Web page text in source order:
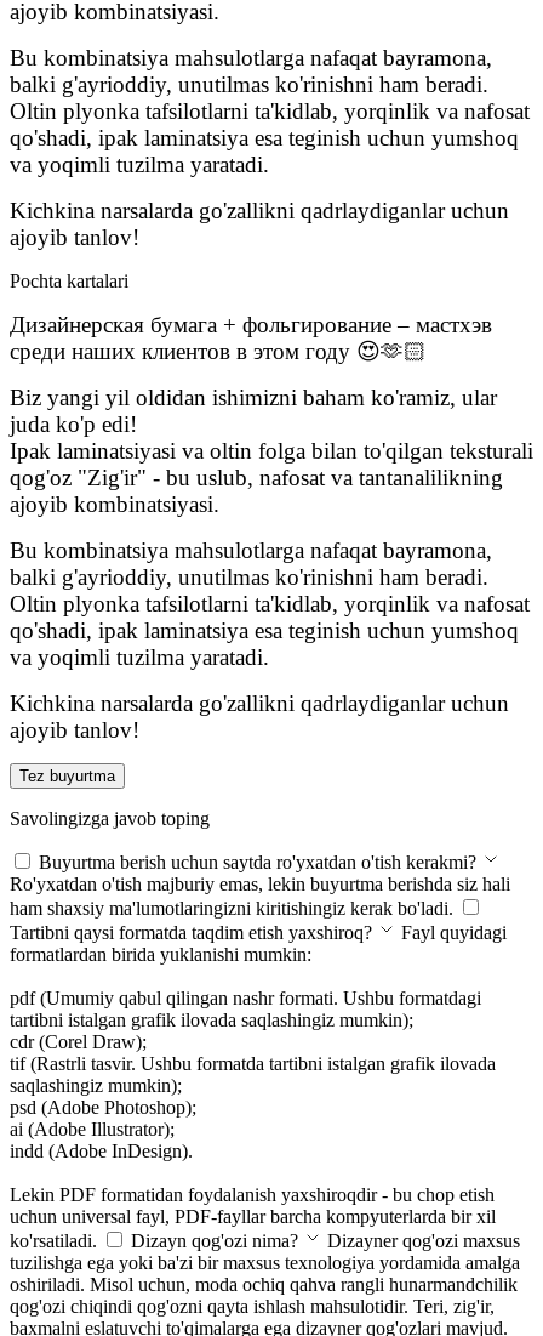
ajoyib kombinatsiyasi.
Bu kombinatsiya mahsulotlarga nafaqat bayramona,
balki g'ayrioddiy, unutilmas ko'rinishni ham beradi.
Oltin plyonka tafsilotlarni ta'kidlab, yorqinlik va nafosat
qo'shadi, ipak laminatsiya esa teginish uchun yumshoq
va yoqimli tuzilma yaratadi.
Kichkina narsalarda go'zallikni qadrlaydiganlar uchun
ajoyib tanlov!
Pochta kartalari
Дизайнерская бумага + фольгирование – мастхэв
среди наших клиентов в этом году 😍🫶🏻
Biz yangi yil oldidan ishimizni baham ko'ramiz, ular
juda ko'p edi!
Ipak laminatsiyasi va oltin folga bilan to'qilgan teksturali
qog'oz "Zig'ir" - bu uslub, nafosat va tantanalilikning
ajoyib kombinatsiyasi.
Bu kombinatsiya mahsulotlarga nafaqat bayramona,
balki g'ayrioddiy, unutilmas ko'rinishni ham beradi.
Oltin plyonka tafsilotlarni ta'kidlab, yorqinlik va nafosat
qo'shadi, ipak laminatsiya esa teginish uchun yumshoq
va yoqimli tuzilma yaratadi.
Kichkina narsalarda go'zallikni qadrlaydiganlar uchun
ajoyib tanlov!
Tez buyurtma
Savolingizga javob toping
Buyurtma berish uchun saytda ro'yxatdan o'tish kerakmi?
Ro'yxatdan o'tish majburiy emas, lekin buyurtma berishda siz hali
ham shaxsiy ma'lumotlaringizni kiritishingiz kerak bo'ladi.
Tartibni qaysi formatda taqdim etish yaxshiroq?
Fayl quyidagi
formatlardan birida yuklanishi mumkin:
pdf (Umumiy qabul qilingan nashr formati. Ushbu formatdagi
tartibni istalgan grafik ilovada saqlashingiz mumkin);
cdr (Corel Draw);
tif (Rastrli tasvir. Ushbu formatda tartibni istalgan grafik ilovada
saqlashingiz mumkin);
psd (Adobe Photoshop);
ai (Adobe Illustrator);
indd (Adobe InDesign).
Lekin PDF formatidan foydalanish yaxshiroqdir - bu chop etish
uchun universal fayl, PDF-fayllar barcha kompyuterlarda bir xil
ko'rsatiladi.
Dizayn qog'ozi nima?
Dizayner qog'ozi maxsus
tuzilishga ega yoki ba'zi bir maxsus texnologiya yordamida amalga
oshiriladi. Misol uchun, moda ochiq qahva rangli hunarmandchilik
qog'ozi chiqindi qog'ozni qayta ishlash mahsulotidir. Teri, zig'ir,
baxmalni eslatuvchi to'qimalarga ega dizayner qog'ozlari mavjud.